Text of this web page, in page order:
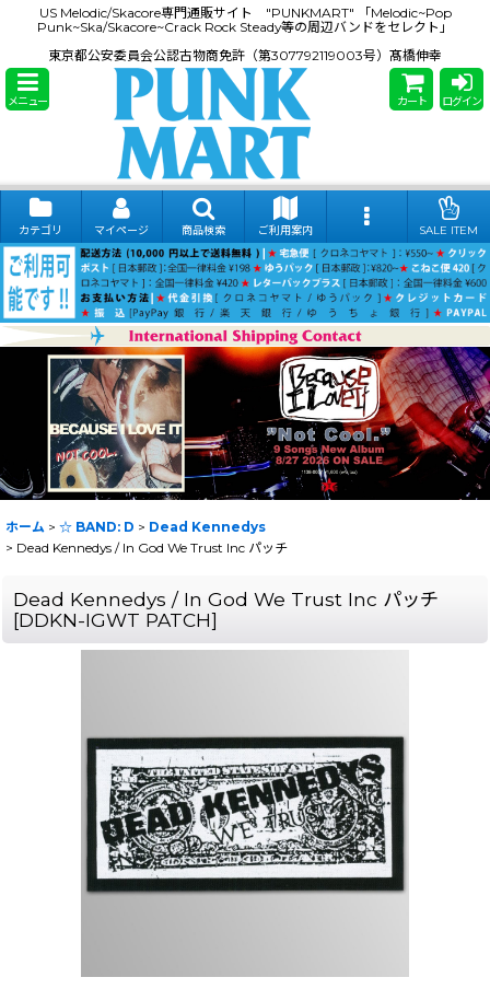
US Melodic/Skacore専門通販サイト "PUNKMART" 「Melodic~Pop
Punk~Ska/Skacore~Crack Rock Steady等の周辺バンドをセレクト」
東京都公安委員会公認古物商免許（第307792119003号）髙橋伸幸
メニュー カート ログイン
カテゴリ マイページ 商品検索 ご利用案内 SALE ITEM
ホーム > ☆ BAND: D > Dead Kennedys
> Dead Kennedys / In God We Trust Inc パッチ
Dead Kennedys / In God We Trust Inc パッチ
[DDKN-IGWT PATCH]